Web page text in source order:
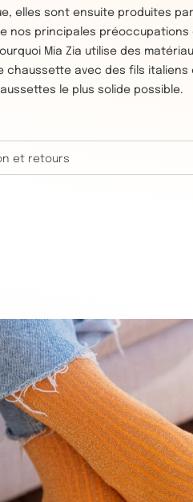
elles sont ensuite produites
de nos principales
Mia Zia utilise des
chaussette avec des fils
le plus solide possible.
et retours